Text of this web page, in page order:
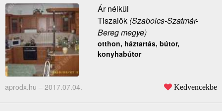
Ár nélkül
Tiszalök(Szabolcs-Szatmár-
Bereg megye)
otthon, háztartás, bútor,
konyhabútor
aprodx.hu – 2017.07.04. Kedvencekbe